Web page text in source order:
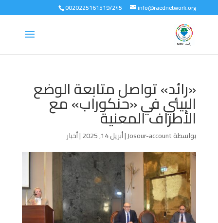
0020225161519/245 info@raednetwork.org
«رائد» تواصل متابعة الوضع
البيئي في «حنكوراب» مع
الأطراف المعنية
بواسطةJosour-account
|أبريل 14, 2025 |أخبار